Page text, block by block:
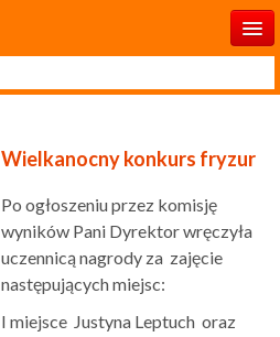
Wielkanocny konkurs fryzur
Po ogłoszeniu przez komisję
wyników Pani Dyrektor wręczyła
uczennicą nagrody za zajęcie
następujących miejsc:
I miejsce Justyna Leptuch oraz